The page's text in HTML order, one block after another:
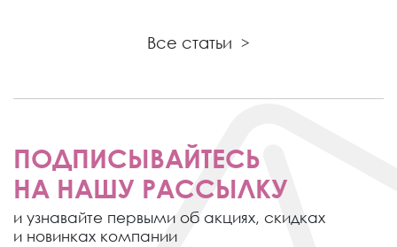
Все статьи >
ПОДПИСЫВАЙТЕСЬ
НА НАШУ РАССЫЛКУ
и узнавайте первыми об акциях, скидках
и новинках компании